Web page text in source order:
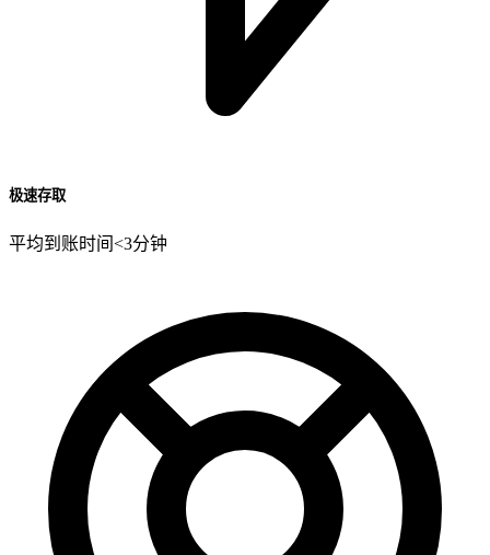
极速存取
平均到账时间<3分钟